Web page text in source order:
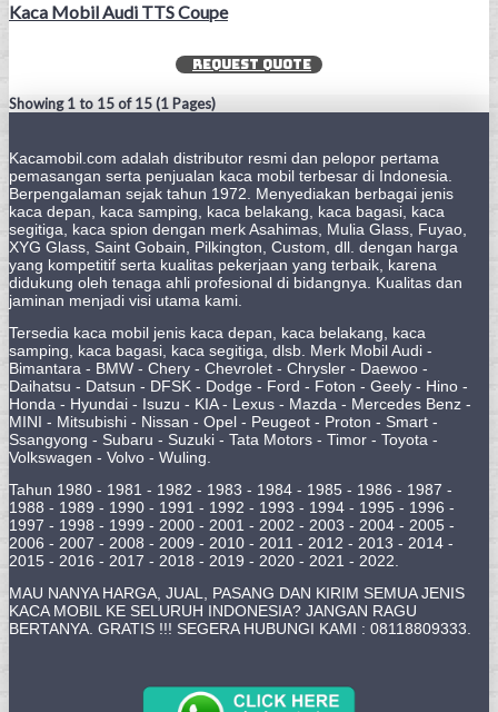
Kaca Mobil Audi TTS Coupe
REQUEST QUOTE
Showing 1 to 15 of 15 (1 Pages)
Kacamobil.com adalah distributor resmi dan pelopor pertama
pemasangan serta penjualan kaca mobil terbesar di Indonesia.
Berpengalaman sejak tahun 1972. Menyediakan berbagai jenis
kaca depan, kaca samping, kaca belakang, kaca bagasi, kaca
segitiga, kaca spion dengan merk Asahimas, Mulia Glass, Fuyao,
XYG Glass, Saint Gobain, Pilkington, Custom, dll. dengan harga
yang kompetitif serta kualitas pekerjaan yang terbaik, karena
didukung oleh tenaga ahli profesional di bidangnya. Kualitas dan
jaminan menjadi visi utama kami.
Tersedia kaca mobil jenis kaca depan, kaca belakang, kaca
samping, kaca bagasi, kaca segitiga, dlsb. Merk Mobil Audi -
Bimantara - BMW - Chery - Chevrolet - Chrysler - Daewoo -
Daihatsu - Datsun - DFSK - Dodge - Ford - Foton - Geely - Hino -
Honda - Hyundai - Isuzu - KIA - Lexus - Mazda - Mercedes Benz -
MINI - Mitsubishi - Nissan - Opel - Peugeot - Proton - Smart -
Ssangyong - Subaru - Suzuki - Tata Motors - Timor - Toyota -
Volkswagen - Volvo - Wuling.
Tahun 1980 - 1981 - 1982 - 1983 - 1984 - 1985 - 1986 - 1987 -
1988 - 1989 - 1990 - 1991 - 1992 - 1993 - 1994 - 1995 - 1996 -
1997 - 1998 - 1999 - 2000 - 2001 - 2002 - 2003 - 2004 - 2005 -
2006 - 2007 - 2008 - 2009 - 2010 - 2011 - 2012 - 2013 - 2014 -
2015 - 2016 - 2017 - 2018 - 2019 - 2020 - 2021 - 2022.
MAU NANYA HARGA, JUAL, PASANG DAN KIRIM SEMUA JENIS
KACA MOBIL KE SELURUH INDONESIA? JANGAN RAGU
BERTANYA. GRATIS !!! SEGERA HUBUNGI KAMI : 08118809333.